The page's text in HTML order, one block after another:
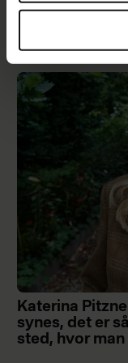
Min datter har
og jeg
blive venner
Katerina
synes, det er
sted, hvor